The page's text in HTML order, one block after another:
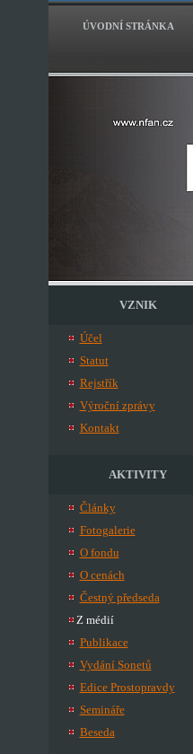
ÚVODNÍ STRÁNKA
VZNIK
Účel
Statut
Rejstřík
Výroční zprávy
Kontakt
AKTIVITY
Články
Fotogalerie
O fondu
O cenách
Čestný předseda
Z médií
Publikace
Vydání Sonetů
Edice Prostopravdy
Semináře
Beseda